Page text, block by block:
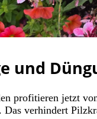
und
profitieren jetzt
Das verhindert